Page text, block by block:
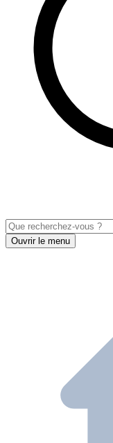
Ouvrir le menu